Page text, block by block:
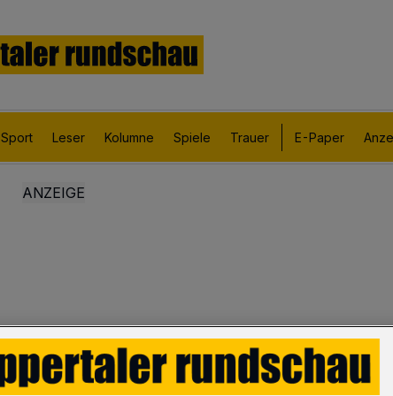
Sport Leser Kolumne Spiele Trauer E-Paper